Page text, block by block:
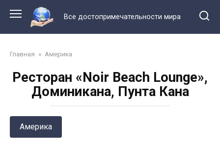
контенту
Все достопримечательности мира
Главная » Америка
Ресторан «Noir Beach Lounge»,
Доминикана, Пунта Кана
Америка